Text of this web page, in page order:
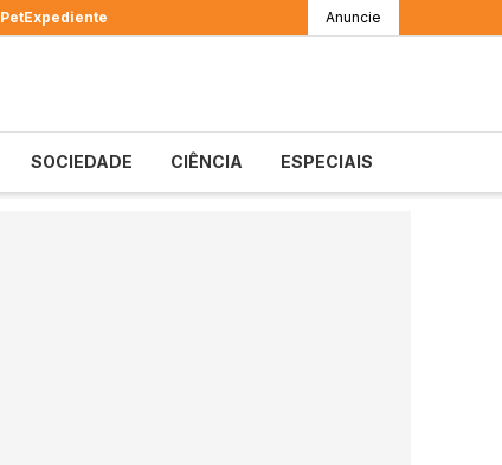
PetExpediente Anuncie
SOCIEDADE CIÊNCIA ESPECIAIS